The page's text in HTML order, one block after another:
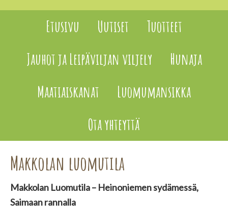
Etusivu Uutiset
Tuotteet
Jauhot ja Leipäviljan viljely
Hunaja
Maatiaiskanat
Luomumansikka
Ota yhteyttä
Makkolan luomutila
Makkolan Luomutila – Heinoniemen sydämessä,
Saimaan rannalla